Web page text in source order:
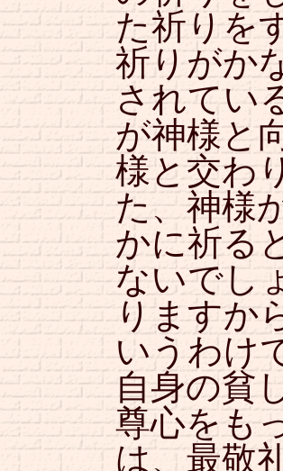
た祈りを
祈りがか
されてい
が神様と
様と交わ
た、神様
かに祈る
ないでし
りますか
いうわけ
自身の貧
尊心をも
は、最敬